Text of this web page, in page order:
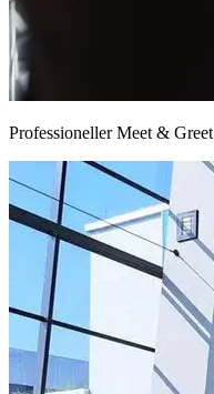
Professioneller Meet & Greet